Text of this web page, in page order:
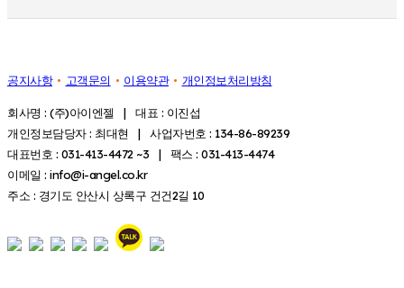
공지사항 고객문의 이용약관 개인정보처리방침
회사명 : (주)아이엔젤 | 대표 : 이진섭
개인정보담당자 : 최대현 | 사업자번호 : 134-86-89239
대표번호 : 031-413-4472 ~3 | 팩스 : 031-413-4474
이메일 : info@i-angel.co.kr
주소 : 경기도 안산시 상록구 건건2길 10